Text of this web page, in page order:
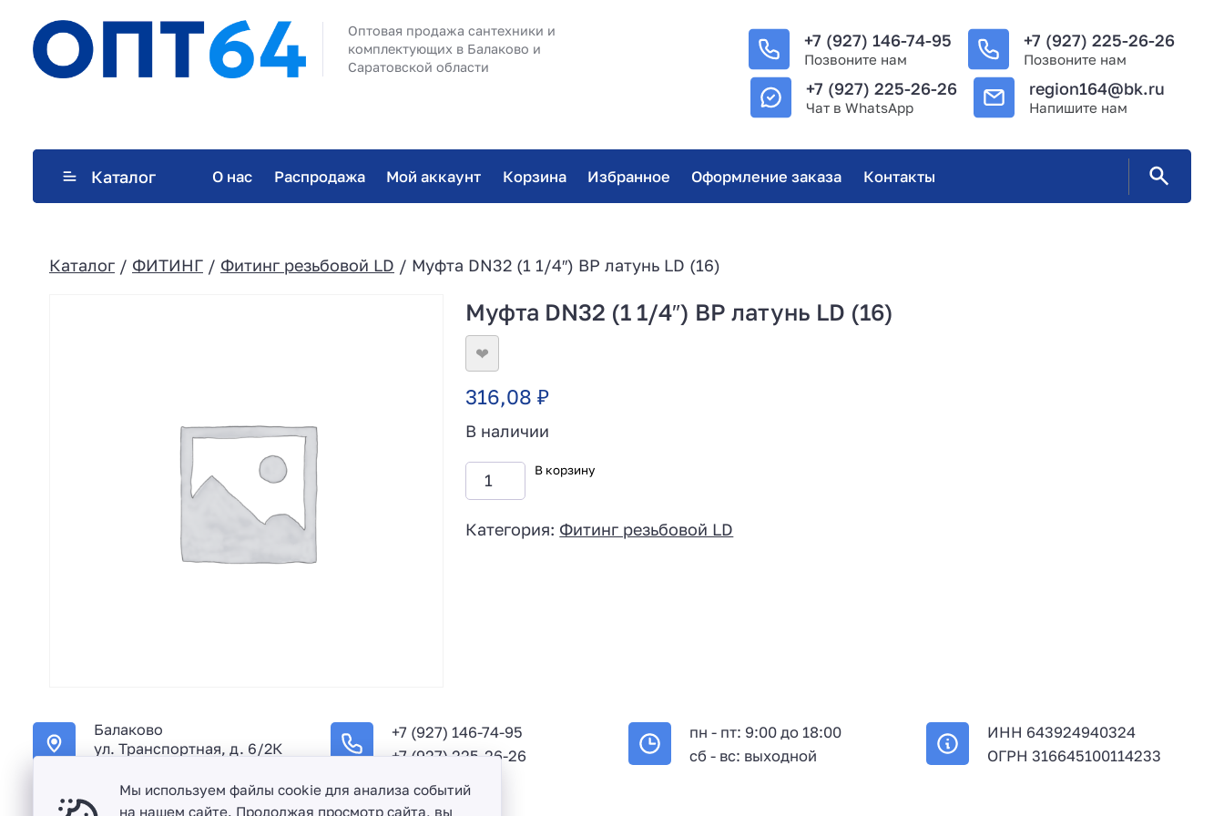
Оптовая продажа сантехники и
комплектующих в Балаково и
Саратовской области
+7 (927) 146-74-95
Позвоните нам
+7 (927) 225-26-26
Позвоните нам
+7 (927) 225-26-26
Чат в WhatsApp
region164@bk.ru
Напишите нам
Каталог О нас Распродажа Мой аккаунт Корзина Избранное Оформление заказа Контакты
Каталог / ФИТИНГ / Фитинг резьбовой LD / Муфта DN32 (1 1/4″) ВР латунь LD (16)
Муфта DN32 (1 1/4″) ВР латунь LD (16)
❤
316,08₽
В наличии
В корзину
Категория: Фитинг резьбовой LD
Балаково
ул. Транспортная, д. 6/2К
+7 (927) 146-74-95
+7 (927) 225-26-26
пн - пт: 9:00 до 18:00
сб - вс: выходной
ИНН 643924940324
ОГРН 316645100114233
Мы используем файлы cookie для анализа событий
на нашем сайте. Продолжая просмотр сайта, вы